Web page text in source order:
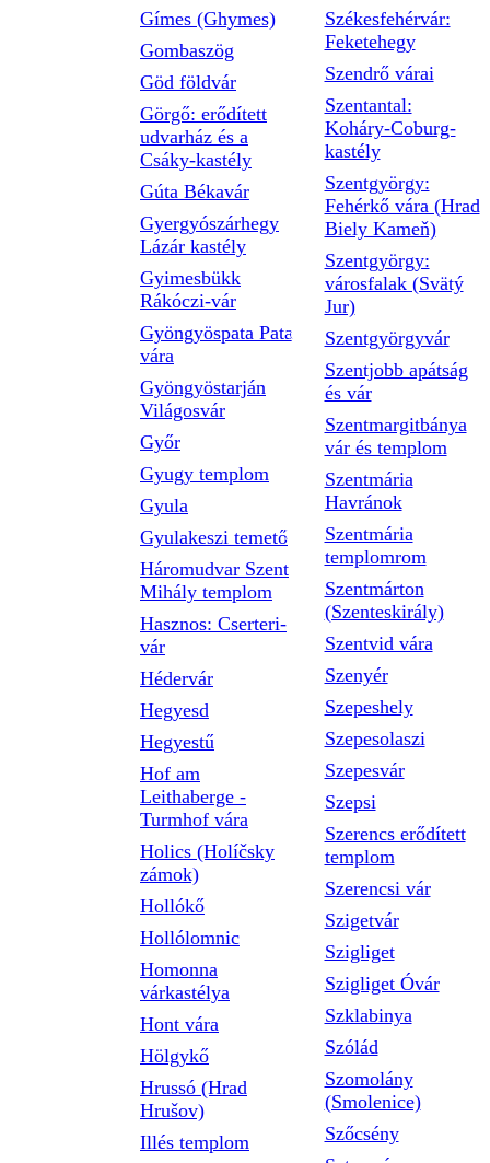
Gímes (Ghymes)
Gombaszög
Göd földvár
Görgő: erődített
udvarház és a
Csáky-kastély
Gúta Békavár
Gyergyószárhegy
Lázár kastély
Gyimesbükk
Rákóczi-vár
Gyöngyöspata Pata
vára
Gyöngyöstarján
Világosvár
Győr
Gyugy templom
Gyula
Gyulakeszi temető
Háromudvar Szent
Mihály templom
Hasznos: Cserteri-
vár
Hédervár
Hegyesd
Hegyestű
Hof am
Leithaberge -
Turmhof vára
Holics (Holíčsky
zámok)
Hollókő
Hollólomnic
Homonna
várkastélya
Hont vára
Hölgykő
Hrussó (Hrad
Hrušov)
Illés templom
Székesfehérvár:
Feketehegy
Szendrő várai
Szentantal:
Koháry-Coburg-
kastély
Szentgyörgy:
Fehérkő vára (Hrad
Biely Kameň)
Szentgyörgy:
városfalak (Svätý
Jur)
Szentgyörgyvár
Szentjobb apátság
és vár
Szentmargitbánya
vár és templom
Szentmária
Havránok
Szentmária
templomrom
Szentmárton
(Szenteskirály)
Szentvid vára
Szenyér
Szepeshely
Szepesolaszi
Szepesvár
Szepsi
Szerencs erődített
templom
Szerencsi vár
Szigetvár
Szigliget
Szigliget Óvár
Szklabinya
Szólád
Szomolány
(Smolenice)
Szőcsény